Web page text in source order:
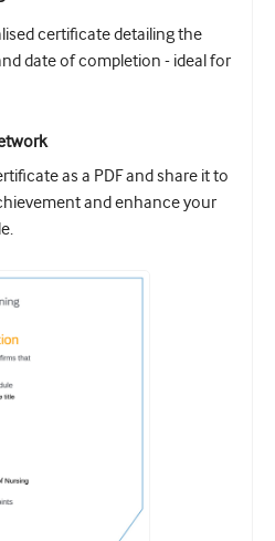
certificate detailing the
date of completion - ideal for
as a PDF and share it to
and enhance your